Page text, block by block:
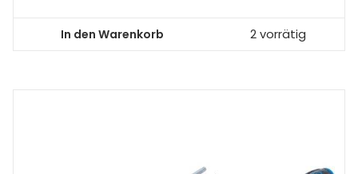
In den Warenkorb 2 vorrätig